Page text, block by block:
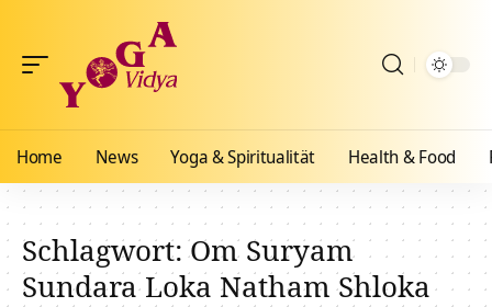
Home News Yoga & Spiritualität Health & Food
Schlagwort:Om Suryam
Sundara Loka Natham Shloka